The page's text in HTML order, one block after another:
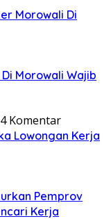
Morowali Di
Morowali Wajib
4 Komentar
Lowongan Kerja
Pemprov
Kerja